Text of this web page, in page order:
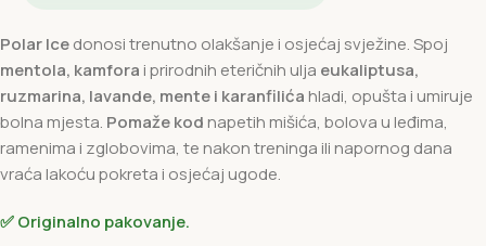
Polar Icedonosi trenutno olakšanje i osjećaj svježine. Spoj
mentola, kamfora i prirodnih eteričnih ulja eukaliptusa,
ruzmarina, lavande, mente i karanfilića hladi, opušta i umiruje
bolna mjesta. Pomaže kod napetih mišića, bolova u leđima,
ramenima i zglobovima, te nakon treninga ili napornog dana
vraća lakoću pokreta i osjećaj ugode.
✅ Originalno pakovanje.